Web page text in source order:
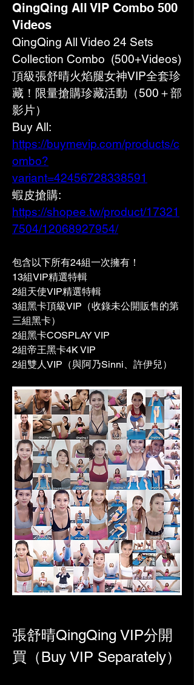
QingQing All VIP Combo 500
Videos
QingQing All Video 24 Sets
頂級張舒晴火焰腿女神VIP全套珍
藏！限量搶購珍藏活動（500＋部
影片）
https://buymevip.com/products/c
ombo?
variant=42456728338591
https://shopee.tw/product/17321
7504/12068927954/
包含以下所有24組一次擁有！
13組VIP精選特輯
2組天使VIP精選特輯
3組黑卡頂級VIP（收錄未公開販售的第
三組黑卡）
2組黑卡COSPLAY VIP
2組帝王黑卡4K VIP
2組雙人VIP（與阿乃Sinni、許伊兒）
張舒晴QingQing VIP分開
買（Buy VIP Separately）